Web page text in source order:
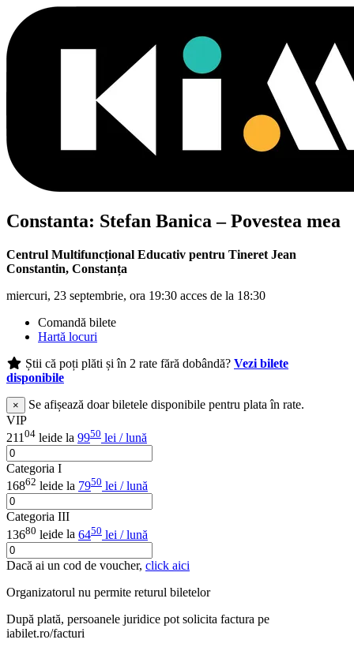
Constanta: Stefan Banica – Povestea mea
Centrul Multifuncțional Educativ pentru Tineret Jean
Constantin, Constanța
miercuri, 23 septembrie, ora 19:30 acces de la 18:30
Comandă bilete
Hartă locuri
Știi că poți plăti și în 2 rate fără dobândă? Vezi bilete
disponibile
×
Se afișează doar biletele disponibile pentru plata în rate.
VIP
211 04 leide la 9950 lei / lună
Categoria I
16862 leide la 7950 lei / lună
Categoria III
13680 leide la 6450 lei / lună
Dacă ai un cod de voucher, click aici
Organizatorul nu permite returul biletelor
După plată, persoanele juridice pot solicita factura pe
iabilet.ro/facturi